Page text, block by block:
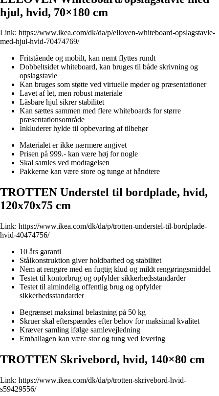
hjul, hvid, 70×180 cm
Link: https://www.ikea.com/dk/da/p/elloven-whiteboard-opslagstavle-
med-hjul-hvid-70474769/
Fritstående og mobilt, kan nemt flyttes rundt
Dobbeltsidet whiteboard, kan bruges til både skrivning og
opslagstavle
Kan bruges som støtte ved virtuelle møder og præsentationer
Lavet af let, men robust materiale
Låsbare hjul sikrer stabilitet
Kan sættes sammen med flere whiteboards for større
præsentationsområde
Inkluderer hylde til opbevaring af tilbehør
Materialet er ikke nærmere angivet
Prisen på 999.- kan være høj for nogle
Skal samles ved modtagelsen
Pakkerne kan være store og tunge at håndtere
TROTTEN Understel til bordplade, hvid,
120x70x75 cm
Link: https://www.ikea.com/dk/da/p/trotten-understel-til-bordplade-
hvid-40474756/
10 års garanti
Stålkonstruktion giver holdbarhed og stabilitet
Nem at rengøre med en fugtig klud og mildt rengøringsmiddel
Testet til kontorbrug og opfylder sikkerhedsstandarder
Testet til almindelig offentlig brug og opfylder
sikkerhedsstandarder
Begrænset maksimal belastning på 50 kg
Skruer skal efterspændes efter behov for maksimal kvalitet
Kræver samling ifølge samlevejledning
Emballagen kan være stor og tung ved levering
TROTTEN Skrivebord, hvid, 140×80 cm
Link: https://www.ikea.com/dk/da/p/trotten-skrivebord-hvid-
s59429556/